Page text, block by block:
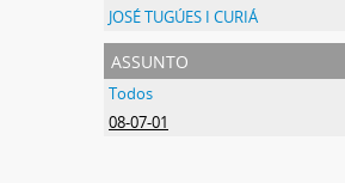
JOSÉ TUGÚES I CURIÁ
assunto
Todos
08-07-01